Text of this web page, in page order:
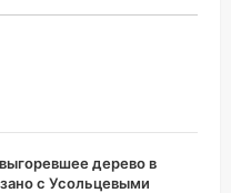
дерево в
с Усольцевыми